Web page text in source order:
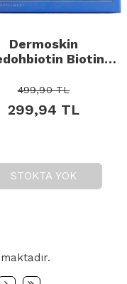
Dermoskin
Biotin
Gıda 120 Tablet
499,90TL
299,94 TL
STOKTA YOK